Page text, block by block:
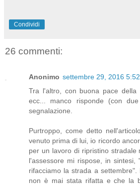
Condividi
26 commenti:
Anonimo settembre 29, 2016
Tra l'altro, con buona pace della
ecc... manco risponde (con
segnalazione.
Purtroppo, come detto
venuto prima di lui, io ricordo
per un lavoro di ripristino
l'assessore mi rispose, in sintesi,
rifacciamo la strada a
non è mai stata rifatta e che la